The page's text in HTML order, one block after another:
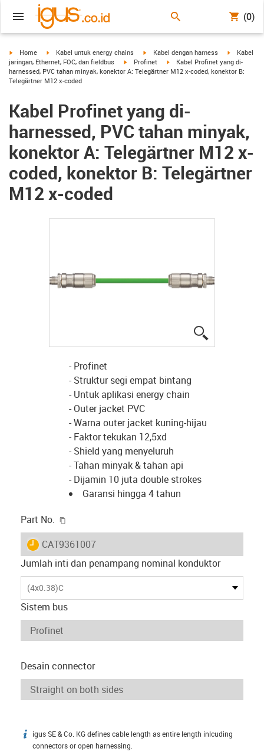
(0)
igus-icon-arrow-right
Home igus-icon-arrow-right
Kabel untuk energy chains igus-icon-arrow-right
Kabel dengan harness igus-icon-
Kabel
jaringan, Ethernet, FOC, dan fieldbus
igus-icon-arrow-right
Profinet igus-icon-arrow-right
Kabel Profinet yang di-
harnessed, PVC tahan minyak, konektor A: Telegärtner M12 x-coded, konektor B:
Telegärtner M12 x-coded
Kabel Profinet yang di-
harnessed, PVC tahan minyak,
konektor A: Telegärtner M12 x-
coded, konektor B: Telegärtner
M12 x-coded
- Profinet
- Struktur segi empat bintang
- Untuk aplikasi energy chain
- Outer jacket PVC
- Warna outer jacket kuning-hijau
- Faktor tekukan 12,5xd
- Shield yang menyeluruh
- Tahan minyak & tahan api
- Dijamin 10 juta double strokes
Garansi hingga 4 tahun
Part No.
igus-icon-lieferzeit
CAT9361007
Jumlah inti dan penampang nominal konduktor
(4x0.38)C
Sistem bus
Desain connector
igus-icon-info
igus SE & Co. KG defines cable length as entire length inlcuding
connectors or open harnessing.